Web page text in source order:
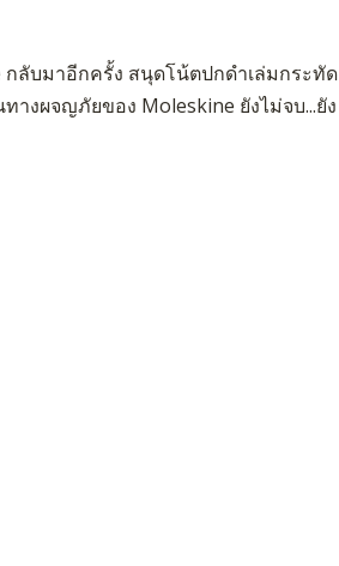
ลับมาอีกครั้ง สนุดโน้ตปกดำเล่มกระทัด
งผจญภัยของ Moleskine ยังไม่จบ...ยัง